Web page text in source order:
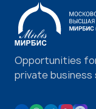
Opportunities
private business